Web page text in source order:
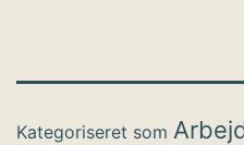
Kategoriseret som